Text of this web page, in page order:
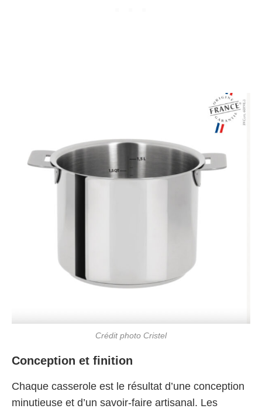
Crédit photo Cristel
Conception et finition
Chaque casserole est le résultat d’une conception
minutieuse et d’un savoir-faire artisanal. Les